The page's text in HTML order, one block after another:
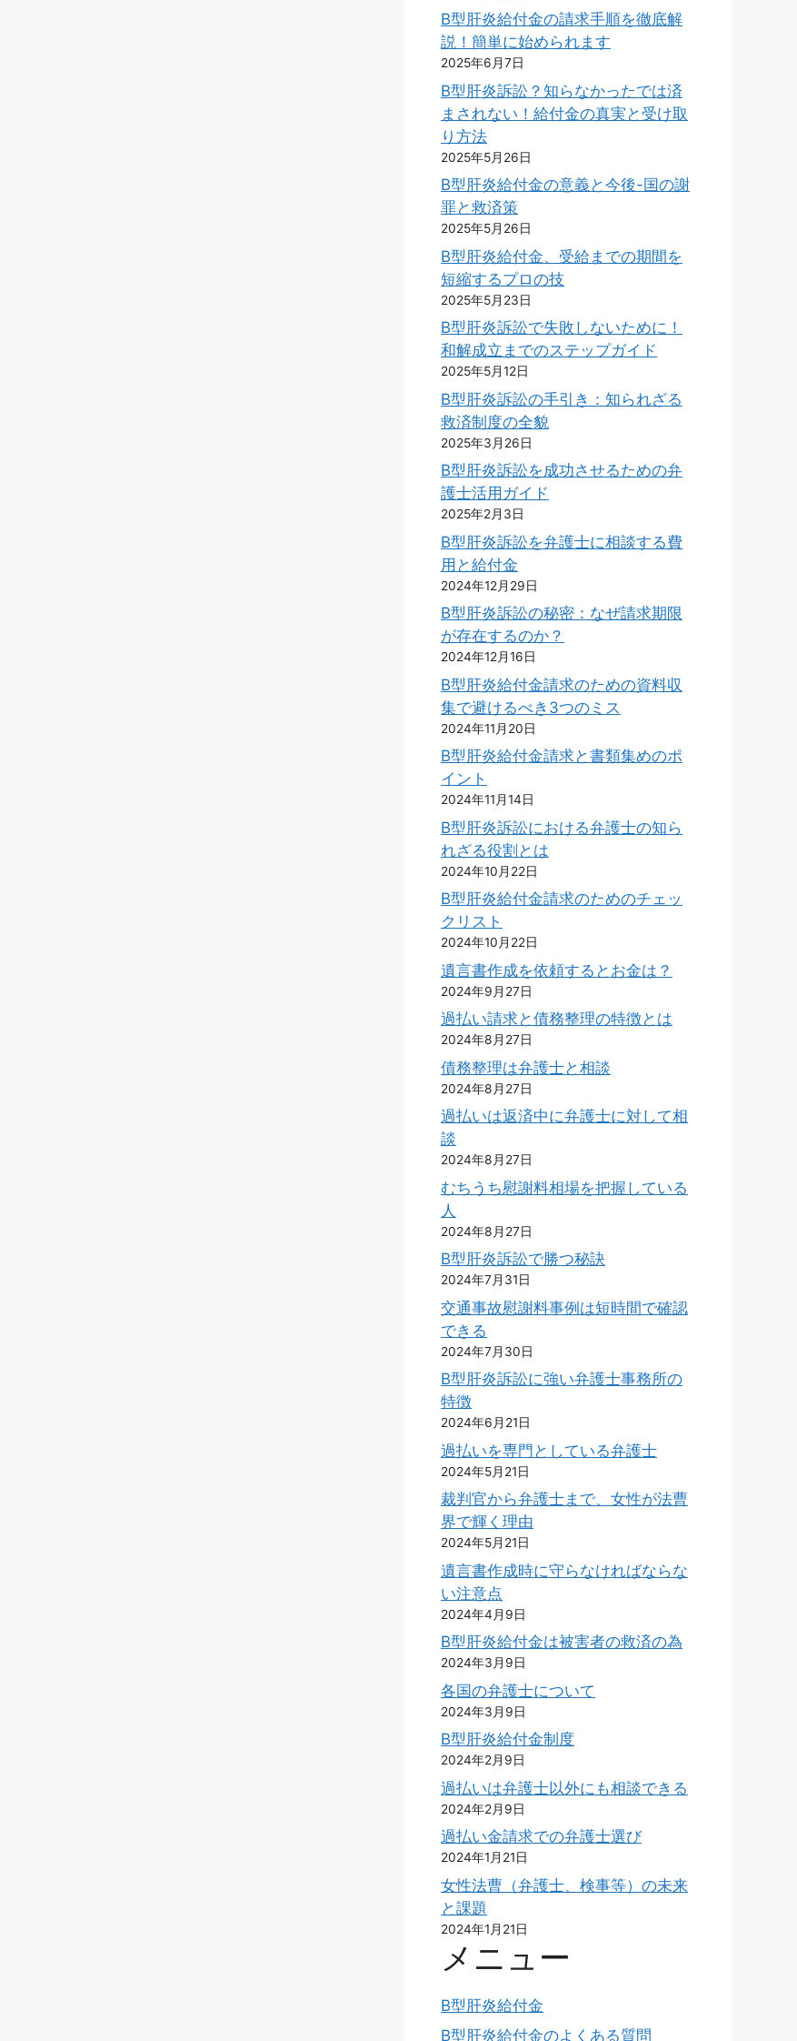
B型肝炎給付金の請求手順を徹底解
説！簡単に始められます
2025年6月7日
B型肝炎訴訟？知らなかったでは済
まされない！給付金の真実と受け取
り方法
2025年5月26日
B型肝炎給付金の意義と今後-国の謝
罪と救済策
2025年5月26日
B型肝炎給付金、受給までの期間を
短縮するプロの技
2025年5月23日
B型肝炎訴訟で失敗しないために！
和解成立までのステップガイド
2025年5月12日
B型肝炎訴訟の手引き：知られざる
救済制度の全貌
2025年3月26日
B型肝炎訴訟を成功させるための弁
護士活用ガイド
2025年2月3日
B型肝炎訴訟を弁護士に相談する費
用と給付金
2024年12月29日
B型肝炎訴訟の秘密：なぜ請求期限
が存在するのか？
2024年12月16日
B型肝炎給付金請求のための資料収
集で避けるべき3つのミス
2024年11月20日
B型肝炎給付金請求と書類集めのポ
イント
2024年11月14日
B型肝炎訴訟における弁護士の知ら
れざる役割とは
2024年10月22日
B型肝炎給付金請求のためのチェッ
クリスト
2024年10月22日
遺言書作成を依頼するとお金は？
2024年9月27日
過払い請求と債務整理の特徴とは
2024年8月27日
債務整理は弁護士と相談
2024年8月27日
過払いは返済中に弁護士に対して相
談
2024年8月27日
むちうち慰謝料相場を把握している
人
2024年8月27日
B型肝炎訴訟で勝つ秘訣
2024年7月31日
交通事故慰謝料事例は短時間で確認
できる
2024年7月30日
B型肝炎訴訟に強い弁護士事務所の
特徴
2024年6月21日
過払いを専門としている弁護士
2024年5月21日
裁判官から弁護士まで、女性が法曹
界で輝く理由
2024年5月21日
遺言書作成時に守らなければならな
い注意点
2024年4月9日
B型肝炎給付金は被害者の救済の為
2024年3月9日
各国の弁護士について
2024年3月9日
B型肝炎給付金制度
2024年2月9日
過払いは弁護士以外にも相談できる
2024年2月9日
過払い金請求での弁護士選び
2024年1月21日
女性法曹（弁護士、検事等）の未来
と課題
2024年1月21日
メニュー
B型肝炎給付金
B型肝炎給付金のよくある質問